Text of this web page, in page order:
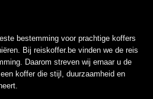
bestemming voor prachtige koffers
Bij reiskoffer.be vinden we de reis
Daarom streven wij ernaar u de
koffer die stijl, duurzaamheid en